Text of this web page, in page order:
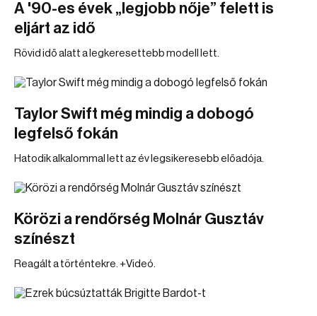
A '90-es évek „legjobb nője” felett is
eljárt az idő
Rövid idő alatt a legkeresettebb modell lett.
Taylor Swift még mindig a dobogó
legfelső fokán
Hatodik alkalommal lett az év legsikeresebb előadója.
Körözi a rendőrség Molnár Gusztáv
színészt
Reagált a történtekre. +Videó.